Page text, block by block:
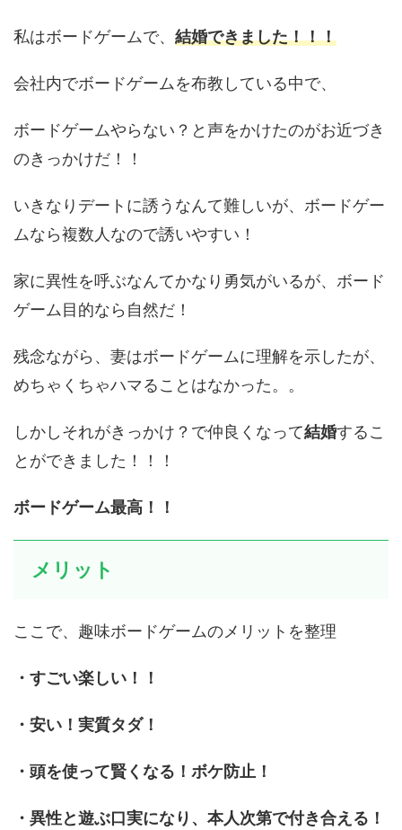
私はボードゲームで、 結婚できました！！！
会社内でボードゲームを布教している中で、
ボードゲームやらない？と声をかけたのがお近づき
のきっかけだ！！
いきなりデートに誘うなんて難しいが、ボードゲー
ムなら複数人なので誘いやすい！
家に異性を呼ぶなんてかなり勇気がいるが、ボード
ゲーム目的なら自然だ！
残念ながら、妻はボードゲームに理解を示したが、
めちゃくちゃハマることはなかった。。
しかしそれがきっかけ？で仲良くなって結婚するこ
とができました！！！
ボードゲーム最高！！
メリット
ここで、趣味ボードゲームのメリットを整理
・すごい楽しい！！
・安い！実質タダ！
・頭を使って賢くなる！ボケ防止！
・異性と遊ぶ口実になり、本人次第で付き合える！